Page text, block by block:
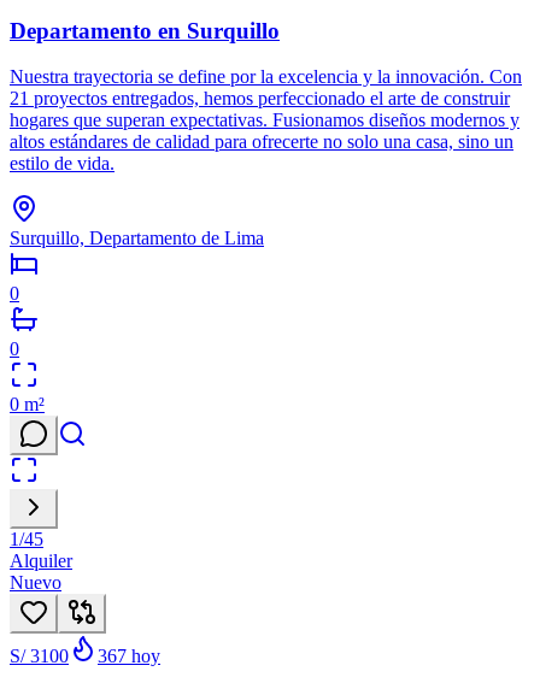
Departamento en Surquillo
Nuestra trayectoria se define por la excelencia y la innovación. Con
21 proyectos entregados, hemos perfeccionado el arte de construir
hogares que superan expectativas. Fusionamos diseños modernos y
altos estándares de calidad para ofrecerte no solo una casa, sino un
estilo de vida.
Surquillo, Departamento de Lima
0
0
0 m²
1/45
Alquiler
Nuevo
S/ 3100 367 hoy